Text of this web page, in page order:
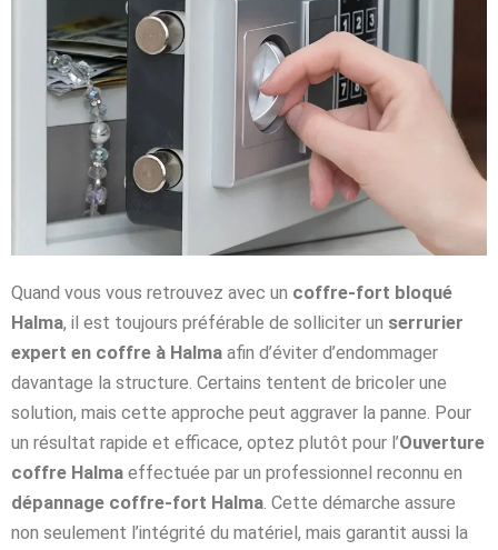
Quand vous vous retrouvez avec un coffre-fort bloqué
Halma, il est toujours préférable de solliciter un serrurier
expert en coffre à Halma afin d’éviter d’endommager
davantage la structure. Certains tentent de bricoler une
solution, mais cette approche peut aggraver la panne. Pour
un résultat rapide et efficace, optez plutôt pour l’Ouverture
coffre Halma effectuée par un professionnel reconnu en
dépannage coffre-fort Halma. Cette démarche assure
non seulement l’intégrité du matériel, mais garantit aussi la